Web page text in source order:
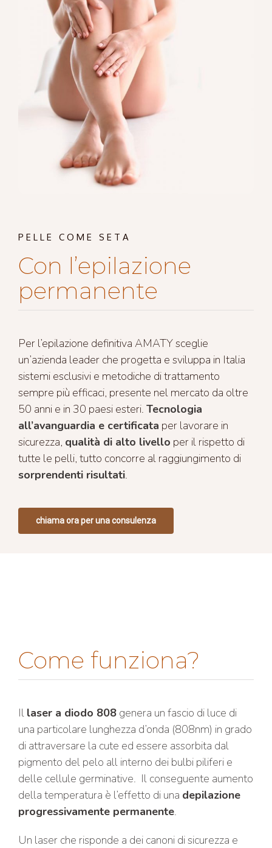
PELLE COME SETA
Con l’epilazione
permanente
Per l’epilazione definitiva AMATY sceglie
un’azienda leader che progetta e sviluppa in Italia
sistemi esclusivi e metodiche di trattamento
sempre più efficaci, presente nel mercato da oltre
50 anni e in 30 paesi esteri. Tecnologia
all’avanguardia e certificata per lavorare in
sicurezza, qualità di alto livello per il rispetto di
tutte le pelli, tutto concorre al raggiungimento di
sorprendenti risultati.
chiama ora per una consulenza
Come funziona?
Il laser a diodo 808 genera un fascio di luce di
una particolare lunghezza d’onda (808nm) in grado
di attraversare la cute ed essere assorbita dal
pigmento del pelo all interno dei bulbi piliferi e
delle cellule germinative. Il conseguente aumento
della temperatura è l’effetto di una depilazione
progressivamente permanente.
Un laser che risponde a dei canoni di sicurezza e